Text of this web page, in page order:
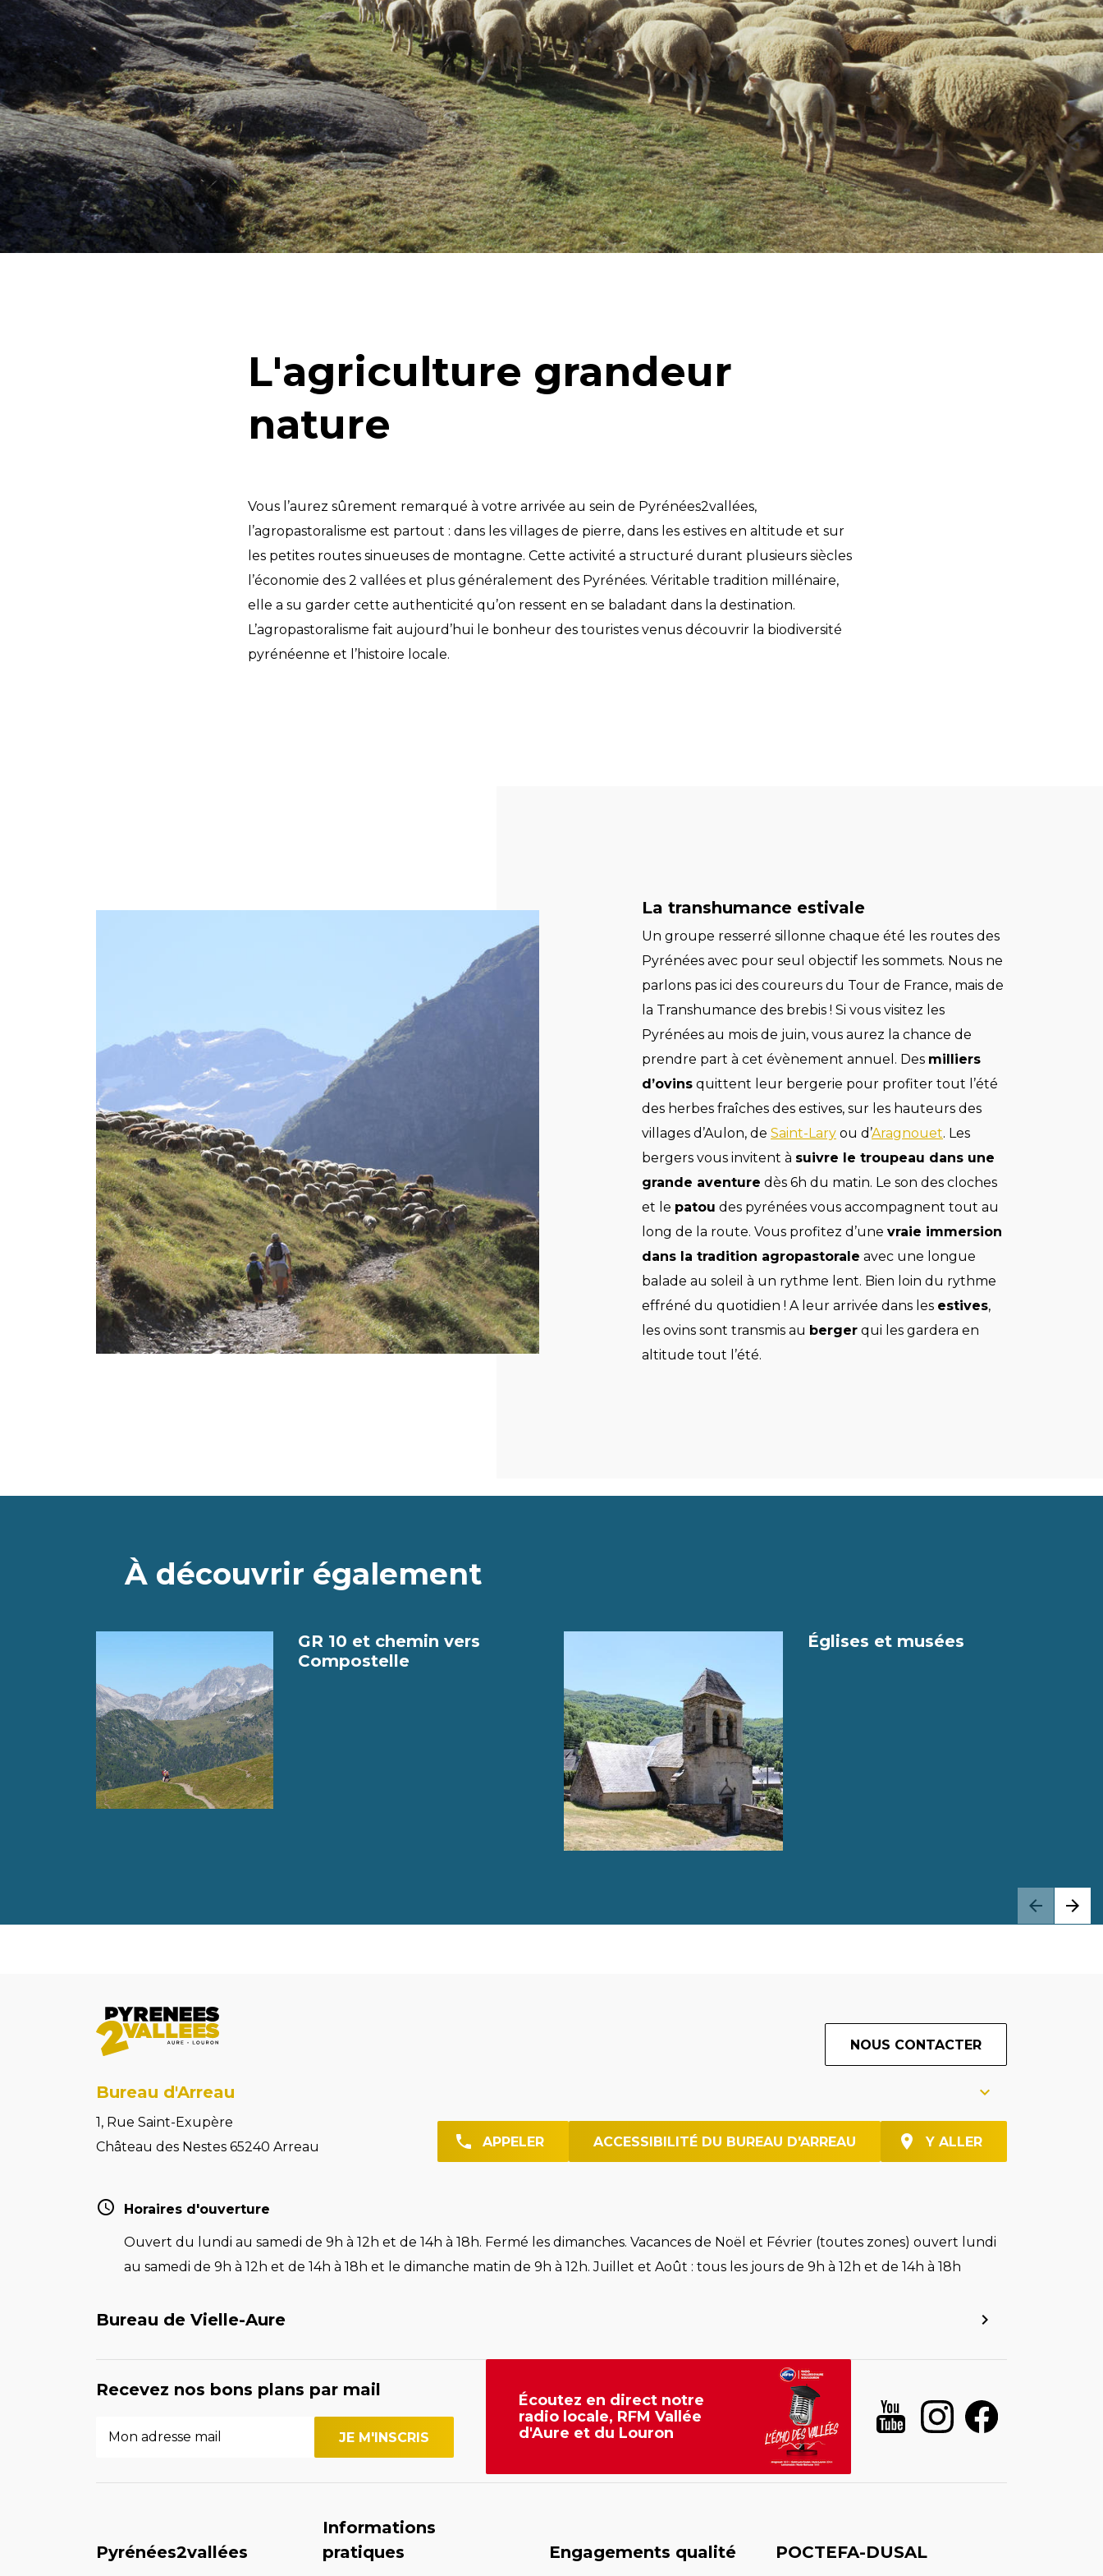
L'agriculture grandeur
nature
Vous l’aurez sûrement remarqué à votre arrivée au sein de Pyrénées2vallées,
l’agropastoralisme est partout : dans les villages de pierre, dans les estives en altitude et sur
les petites routes sinueuses de montagne. Cette activité a structuré durant plusieurs siècles
l’économie des 2 vallées et plus généralement des Pyrénées. Véritable tradition millénaire,
elle a su garder cette authenticité qu’on ressent en se baladant dans la destination.
L’agropastoralisme fait aujourd’hui le bonheur des touristes venus découvrir la biodiversité
pyrénéenne et l’histoire locale.
La transhumance estivale
Un groupe resserré sillonne chaque été les routes des
Pyrénées avec pour seul objectif les sommets. Nous ne
parlons pas ici des coureurs du Tour de France, mais de
la Transhumance des brebis ! Si vous visitez les
Pyrénées au mois de juin, vous aurez la chance de
prendre part à cet évènement annuel. Des milliers
d’ovins quittent leur bergerie pour profiter tout l’été
des herbes fraîches des estives, sur les hauteurs des
villages d’Aulon, de Saint-Lary ou d’Aragnouet. Les
bergers vous invitent à suivre le troupeau dans une
grande aventure dès 6h du matin. Le son des cloches
et le patou des pyrénées vous accompagnent tout au
long de la route. Vous profitez d’une vraie immersion
dans la tradition agropastorale avec une longue
balade au soleil à un rythme lent. Bien loin du rythme
effréné du quotidien ! A leur arrivée dans les estives,
les ovins sont transmis au berger qui les gardera en
altitude tout l’été.
À découvrir également
GR 10 et chemin vers
Compostelle
Églises et musées
NOUS CONTACTER
Bureau d'Arreau
1, Rue Saint-Exupère
Château des Nestes 65240 Arreau
APPELER ACCESSIBILITÉ DU BUREAU D'ARREAU Y ALLER
Horaires d'ouverture
Ouvert du lundi au samedi de 9h à 12h et de 14h à 18h. Fermé les dimanches. Vacances de Noël et Février (toutes zones) ouvert lundi
au samedi de 9h à 12h et de 14h à 18h et le dimanche matin de 9h à 12h. Juillet et Août : tous les jours de 9h à 12h et de 14h à 18h
Bureau de Vielle-Aure
Recevez nos bons plans par mail
Écoutez en direct notre
radio locale, RFM Vallée
d'Aure et du Louron
Pyrénées2vallées
Informations
pratiques
Engagements qualité POCTEFA-DUSAL